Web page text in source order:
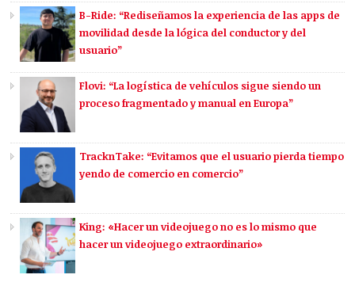
B-Ride: “Rediseñamos la experiencia de las apps de
movilidad desde la lógica del conductor y del
usuario”
Flovi: “La logística de vehículos sigue siendo un
proceso fragmentado y manual en Europa”
TracknTake: “Evitamos que el usuario pierda tiempo
yendo de comercio en comercio”
King: «Hacer un videojuego no es lo mismo que
hacer un videojuego extraordinario»